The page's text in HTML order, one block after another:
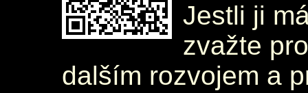
Jestli ji
zvažte
dalším rozvojem a